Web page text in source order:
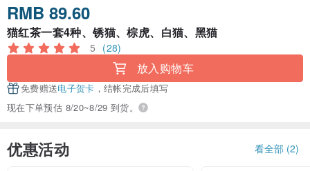
RMB 89.60
猫红茶一套4种、锈猫、棕虎、白猫、黑猫
5 (28)
放入购物车
免费赠送电子贺卡 ，结帐完成后填写
现在下单预估 8/20~8/29 到货。
优惠活动 看全部 (2)